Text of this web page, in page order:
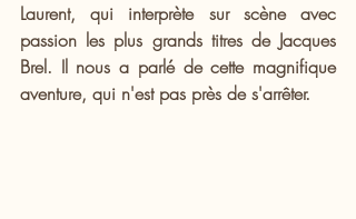
Laurent, qui interprète sur scène avec
passion les plus grands titres de Jacques
Brel. Il nous a parlé de cette magnifique
aventure, qui n'est pas près de s'arrêter.